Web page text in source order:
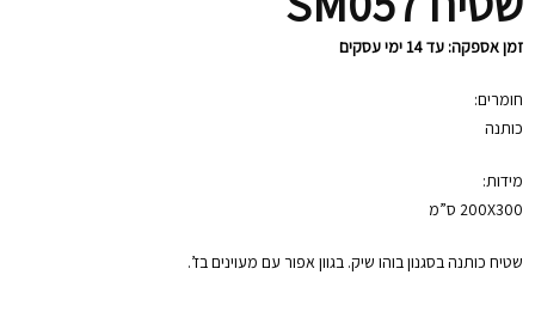
זמן אספקה: עד 14 ימי עסקים
חומרים:
כותנה
מידות:
200X300 ס”מ
שטיח כותנה בסגנון בוהו שיק. בגוון אפור עם מעוינים בז’.